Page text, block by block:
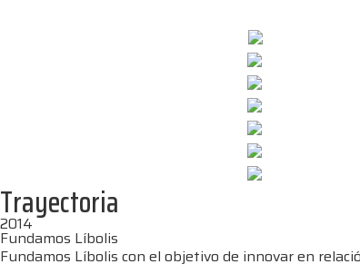
Trayectoria
2014
Fundamos Líbolis
Fundamos Líbolis con el objetivo de innovar en